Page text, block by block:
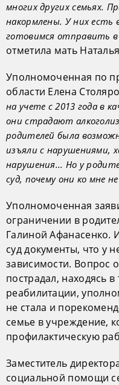
многих других семьях.
накормлены. У них есть
готовимся отправить в
отметила мать
Уполномоченная по
области Елена
на учете с 2013 года в
они страдают
родителей была
изъяли с нарушениями,
нарушения... Но у
суд, почему они ко мне
Уполномоченная
ограничении в
Галиной Афанасенко.
суд документы, что у
зависимости. Вопрос
пострадал, находясь
реабилитации,
не стала и
семье в учреждение,
профилактическую
Заместитель
социальной помощи